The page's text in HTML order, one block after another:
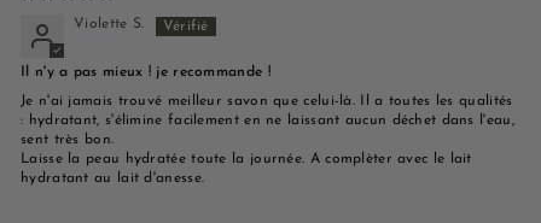
Violette S.
Il n'y a pas mieux ! je recommande !
Je n'ai jamais trouvé meilleur savon que celui-là. Il a toutes les qualités
: hydratant, s'élimine facilement en ne laissant aucun déchet dans l'eau,
sent très bon.
Laisse la peau hydratée toute la journée. A complèter avec le lait
hydratant au lait d'anesse.